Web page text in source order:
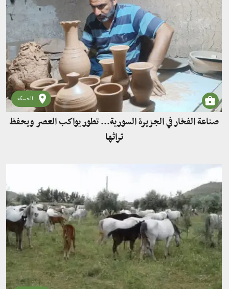
الحسكة
صناعة الفخار في الجزيرة السورية... تطور يواكب العصر ويحفظ
تراثها